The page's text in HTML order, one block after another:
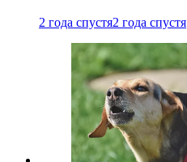
2 года спустя2 года спустя